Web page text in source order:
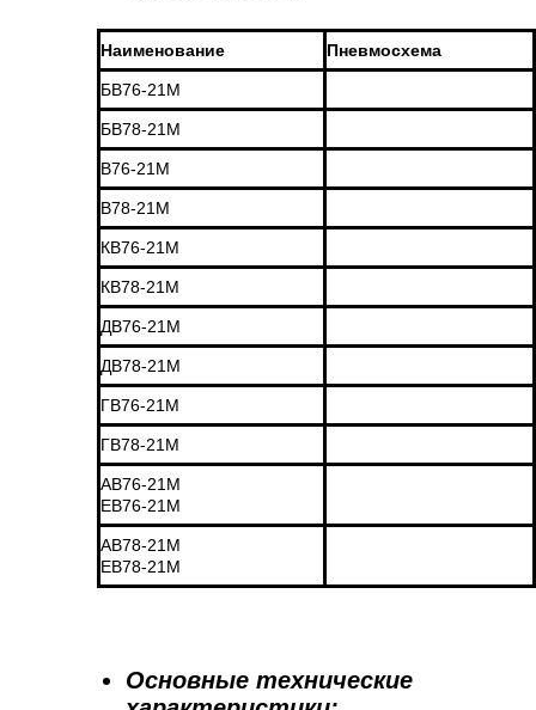
Наименование Пневмосхема
БВ76-21М
БВ78-21М
В76-21М
В78-21М
КВ76-21М
КВ78-21М
ДВ76-21М
ДВ78-21М
ГВ76-21М
ГВ78-21М
АВ76-21М
ЕВ76-21М
АВ78-21М
ЕВ78-21М
Основные технические